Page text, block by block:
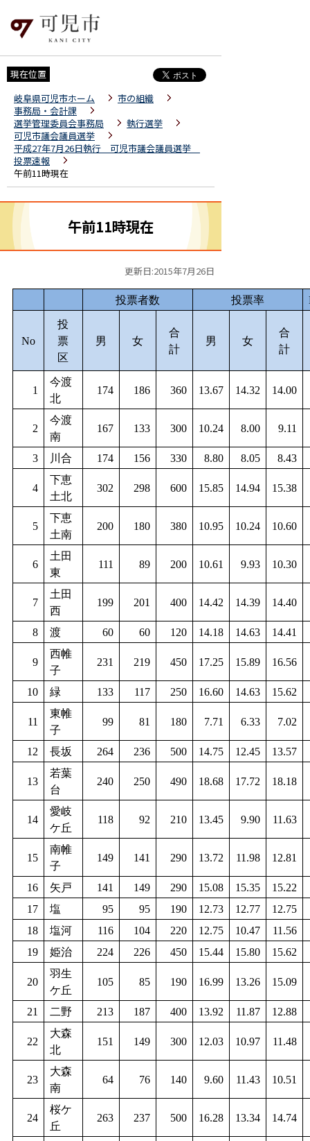
現在位置
岐阜県可児市ホーム
市の組織
事務局・会計課
選挙管理委員会事務局
執行選挙
可児市議会議員選挙
平成27年7月26日執行 可児市議会議員選挙
投票速報
午前11時現在
午前11時現在
更新日:2015年7月26日
投票者数 投票率
No
投
票
区
男 女
合
計
男 女
合
計
1
今渡
北
174 186 360 13.67 14.32 14.00
2
今渡
南
167 133 300 10.24 8.00 9.11
3 川合 174 156 330 8.80 8.05 8.43
4
下恵
土北
302 298 600 15.85 14.94 15.38
5
下恵
土南
200 180 380 10.95 10.24 10.60
6
土田
東
111 89 200 10.61 9.93 10.30
7
土田
西
199 201 400 14.42 14.39 14.40
8 渡 60 60 120 14.18 14.63 14.41
9
西帷
子
231 219 450 17.25 15.89 16.56
10 緑 133 117 250 16.60 14.63 15.62
11
東帷
子
99 81 180 7.71 6.33 7.02
12 長坂 264 236 500 14.75 12.45 13.57
13
若葉
台
240 250 490 18.68 17.72 18.18
14
愛岐
ケ丘
118 92 210 13.45 9.90 11.63
15
南帷
子
149 141 290 13.72 11.98 12.81
16 矢戸 141 149 290 15.08 15.35
15.22
17
塩 95 95 190 12.73 12.77
12.75
18
塩河 116 104 220 12.75 10.47
11.56
19
姫治 224 226 450 15.44 15.80 15.62
20
羽生
ケ丘
105 85 190 16.99 13.26 15.09
21 二野 213 187 400 13.92 11.87 12.88
22
大森
北
151 149 300 12.03 10.97 11.48
23
大森
南
64 76 140 9.60 11.43 10.51
24
桜ケ
丘
263 237 500 16.28 13.34 14.74